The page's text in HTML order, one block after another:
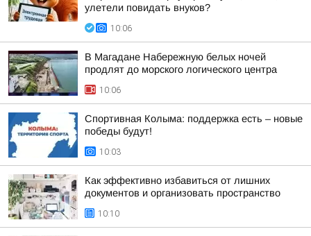
улетели повидать внуков?
10:06
В Магадане Набережную белых ночей
продлят до морского логического центра
10:06
Спортивная Колыма: поддержка есть – новые
победы будут!
10:03
Как эффективно избавиться от лишних
документов и организовать пространство
10:10